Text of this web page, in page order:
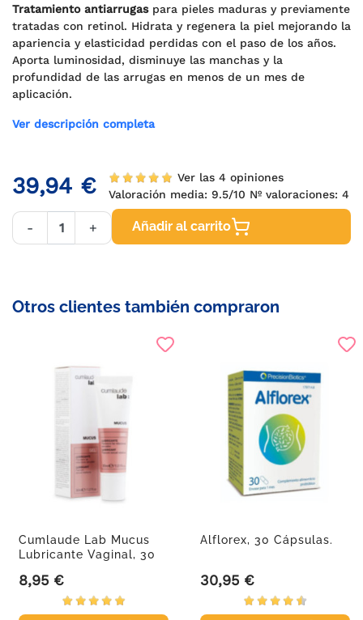
Tratamiento antiarrugaspara pieles maduras y previamente
tratadas con retinol. Hidrata y regenera la piel mejorando la
apariencia y elasticidad perdidas con el paso de los años.
Aporta luminosidad, disminuye las manchas y la
profundidad de las arrugas en menos de un mes de
aplicación.
Ver descripción completa
39,94 €
Ver las 4 opiniones
Valoración media: 9.5/10 Nº valoraciones: 4
- + Añadir al carrito
Otros clientes también compraron
Cumlaude Lab Mucus
Lubricante Vaginal, 30
Precio
8,95 €
Alflorex, 30 Cápsulas.
Precio
30,95 €